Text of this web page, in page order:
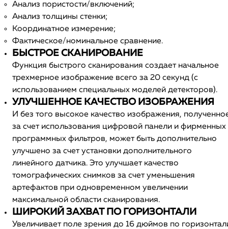
Анализ пористости/включений;
Анализ толщины стенки;
Координатное измерение;
Фактическое/номинальное сравнение.
БЫСТРОЕ СКАНИРОВАНИЕ
Функция быстрого сканирования создает начальное
трехмерное изображение всего за 20 секунд (с
использованием специальных моделей детекторов).
УЛУЧШЕННОЕ КАЧЕСТВО ИЗОБРАЖЕНИЯ
И без того высокое качество изображения,
за счет использования цифровой панели и фирменных
программных фильтров, может быть дополнительно
улучшено за счет установки дополнительного
линейного датчика. Это улучшает качество
томографических снимков за счет уменьшения
артефактов при одновременном увеличении
максимальной области сканирования.
ШИРОКИЙ ЗАХВАТ ПО ГОРИЗОНТАЛИ
Увеличивает поле зрения до 16 дюймов по